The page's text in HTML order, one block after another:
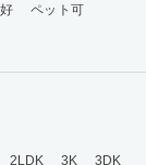
ペット可
2LDK 3K
3DK